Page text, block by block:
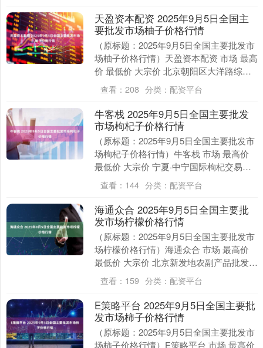
天盈资本配资 2025年9月5日全国主
要批发市场柚子价格行情
（原标题：2025年9月5日全国主要批发市
场柚子价格行情）天盈资本配资 市场 最高
价 最低价 大宗价 北京朝阳区大洋路综合
市场 9.00 7.00 8.00 邯....
查看： 208 分类： 配资平台
牛客栈 2025年9月5日全国主要批发
市场枸杞子价格行情
（原标题：2025年9月5日全国主要批发市
场枸杞子价格行情）牛客栈 市场 最高价
最低价 大宗价 宁夏·中宁国际枸杞交易中
心 104.60 19.60 41.0....
查看： 144 分类： 配资平台
海通众合 2025年9月5日全国主要批
发市场柠檬价格行情
（原标题：2025年9月5日全国主要批发市
场柠檬价格行情）海通众合 市场 最高价
最低价 大宗价 北京新发地农副产品批发市
场信息中心 14.00 10.00 1....
查看： 159 分类： 配资平台
E策略平台 2025年9月5日全国主要批
发市场柿子价格行情
（原标题：2025年9月5日全国主要批发市
场柿子价格行情）E策略平台 市场 最高价